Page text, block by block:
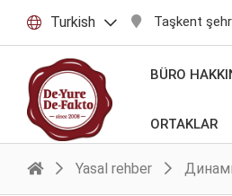
Turkish Taşkent
BÜRO
ORTAKLAR
Yasal rehber